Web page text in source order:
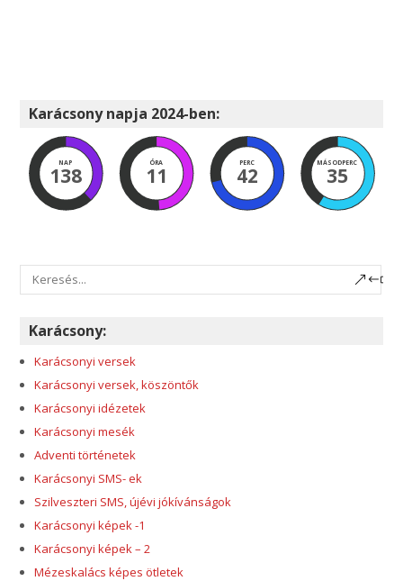
Karácsony napja 2024-ben:
NAP
138
ÓRA
11
PERC
42
MÁSODPERC
34
Karácsony:
Karácsonyi versek
Karácsonyi versek, köszöntők
Karácsonyi idézetek
Karácsonyi mesék
Adventi történetek
Karácsonyi SMS- ek
Szilveszteri SMS, újévi jókívánságok
Karácsonyi képek -1
Karácsonyi képek – 2
Mézeskalács képes ötletek